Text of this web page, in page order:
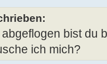
bist du
ich mich?